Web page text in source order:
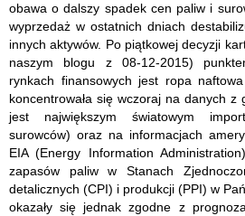
obawa o dalszy spadek cen paliw i
wyprzedaż w ostatnich dniach
innych aktywów. Po piątkowej decyzji
naszym blogu z 08-12-2015)
rynkach finansowych jest ropa
koncentrowała się wczoraj na danych z
jest największym światowym
surowców) oraz na informacjach
EIA (Energy Information
zapasów paliw w Stanach
detalicznych (CPI) i produkcji (PPI) w
okazały się jednak zgodne z